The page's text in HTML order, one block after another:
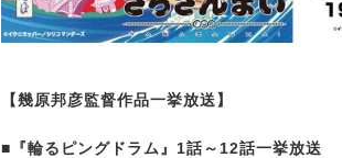
【幾原邦彦監督作品一挙放送】
■『輪るピングドラム』1話～12話一挙放送